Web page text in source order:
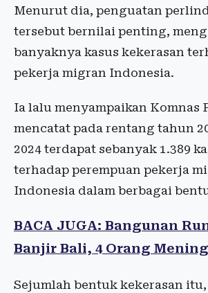
Menurut dia, penguatan
tersebut bernilai penting,
banyaknya kasus kekerasan
pekerja migran Indonesia.
Ia lalu menyampaikan Komnas
mencatat pada rentang tahun
2024 terdapat sebanyak 1.389
terhadap perempuan pekerja
Indonesia dalam berbagai
BACA JUGA: Bangunan
Banjir Bali, 4 Orang
Sejumlah bentuk kekerasan